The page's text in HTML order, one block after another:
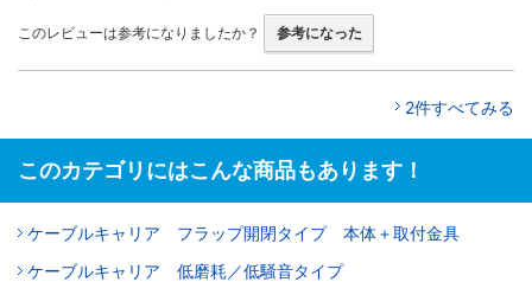
このレビューは参考になりましたか？ 参考になった
2件すべてみる
このカテゴリにはこんな商品もあります！
ケーブルキャリア フラップ開閉タイプ 本体＋取付金具
ケーブルキャリア 低磨耗／低騒音タイプ